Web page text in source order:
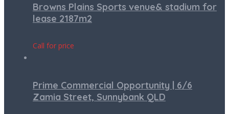
Browns Plains Sports venue& stadium for
lease 2187m2
Call for price
Prime Commercial Opportunity | 6/6
Zamia Street, Sunnybank QLD